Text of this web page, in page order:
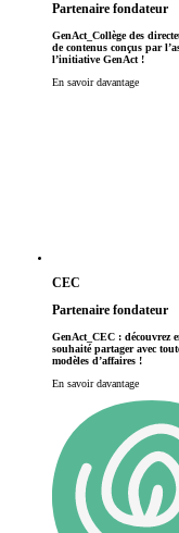
Partenaire fondateur
GenAct_Collège des
de contenus conçus par
l’initiative GenAct !
En savoir davantage
CEC
Partenaire fondateur
GenAct_CEC : découvrez
souhaité partager avec
modèles d’affaires !
En savoir davantage